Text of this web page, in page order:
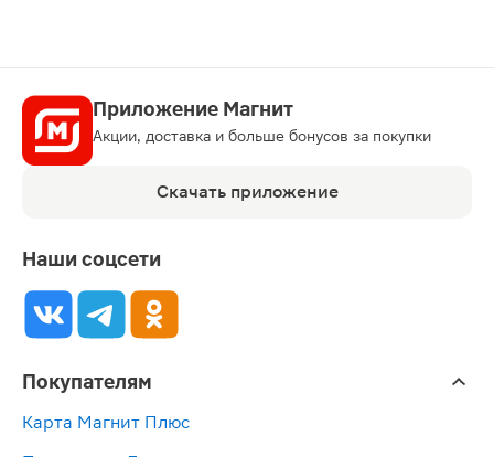
Приложение Магнит
Акции, доставка и больше бонусов за покупки
Скачать приложение
Наши соцсети
Покупателям
Карта Магнит Плюс